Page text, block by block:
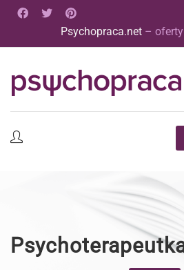
Psychopraca.net –